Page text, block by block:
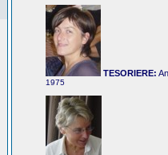
TESORIERE:
1975